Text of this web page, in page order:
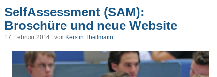
SelfAssessment (SAM):
Broschüre und neue Website
17. Februar 2014 | von Kerstin Theilmann